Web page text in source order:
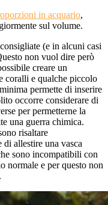
in acquario,
sul volume.
(e in alcuni casi
non vuol dire però
creare un
coralli e qualche piccolo
permette di inserire
occorre considerare di
per permetterne la
una guerra chimica.
risaltare
di allestire una vasca
sono incompatibili con
normale e per questo non